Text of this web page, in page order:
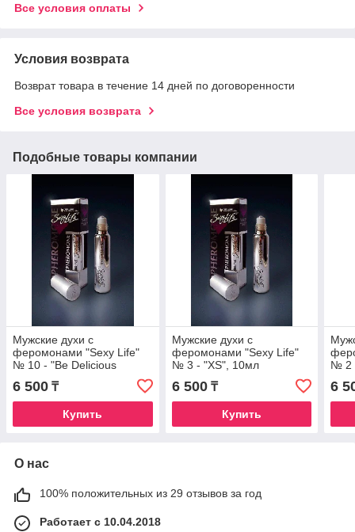
Все условия оплаты
Условия возврата
Возврат товара в течение 14 дней по договоренности
Все условия возврата
Подобные товары компании
Мужские духи с
феромонами "Sexy Life"
№ 10 - "Be Delicious
DKNY", 10мл
6 500 ₸
Купить
Мужские духи с
феромонами "Sexy Life"
№ 3 - "XS", 10мл
6 500₸
Купить
№ 2
6
О нас
100% положительных из 29 отзывов за год
Работает с 10.04.2018